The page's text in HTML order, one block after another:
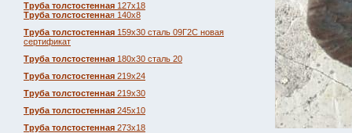
Труба толстостенная 127х18
Труба толстостенная 140х8
Труба толстостенная 159х30 сталь 09Г2С новая
сертификат
Труба толстостенная 180х30 сталь 20
Труба толстостенная 219х24
Труба толстостенная 219х30
Труба толстостенная 245х10
Труба толстостенная 273х18